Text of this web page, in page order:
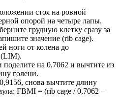
стоя на ровной
опорой на четыре лапы.
грудную клетку сразу за
значение (rib cage).
ноги от колена до
(LIM).
поделите на 0,7062 и вычтите из
голени.
снова вычтите длину
FBMI = (rib cage / 0,7062 −